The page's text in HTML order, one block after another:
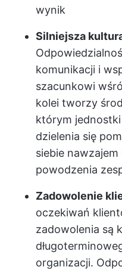
wynik
Silniejsza
komunikacji i
szacunkowi
kolei tworzy
którym
dzielenia się
siebie
powodzenia
Zadowolenie
oczekiwań
zadowolenia są
organizacji.